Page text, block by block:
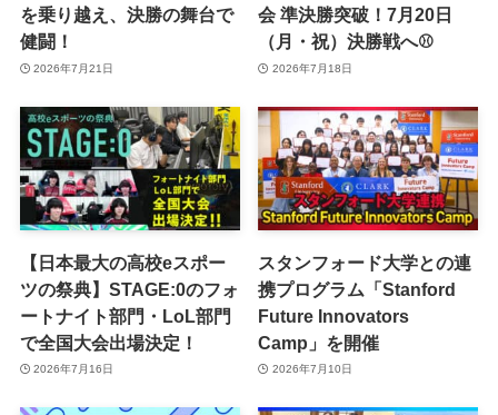
を乗り越え、決勝の舞台で
健闘！
2026年7月21日
会 準決勝突破！7月20日
（月・祝）決勝戦へ⚾️
2026年7月18日
【日本最大の高校eスポー
ツの祭典】STAGE:0のフォ
ートナイト部門・LoL部門
で全国大会出場決定！
2026年7月16日
スタンフォード大学との連
携プログラム「Stanford
Future Innovators
Camp」を開催
2026年7月10日